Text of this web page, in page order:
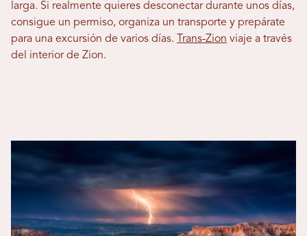
larga. Si realmente quieres desconectar durante unos días,
consigue un permiso, organiza un transporte y prepárate
para una excursión de varios días.
Trans-Zion viaje a través
del interior de Zion.